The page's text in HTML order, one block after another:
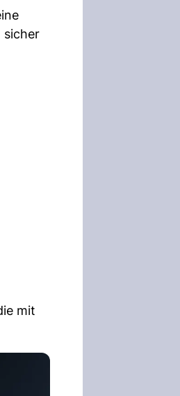
sicher
mit